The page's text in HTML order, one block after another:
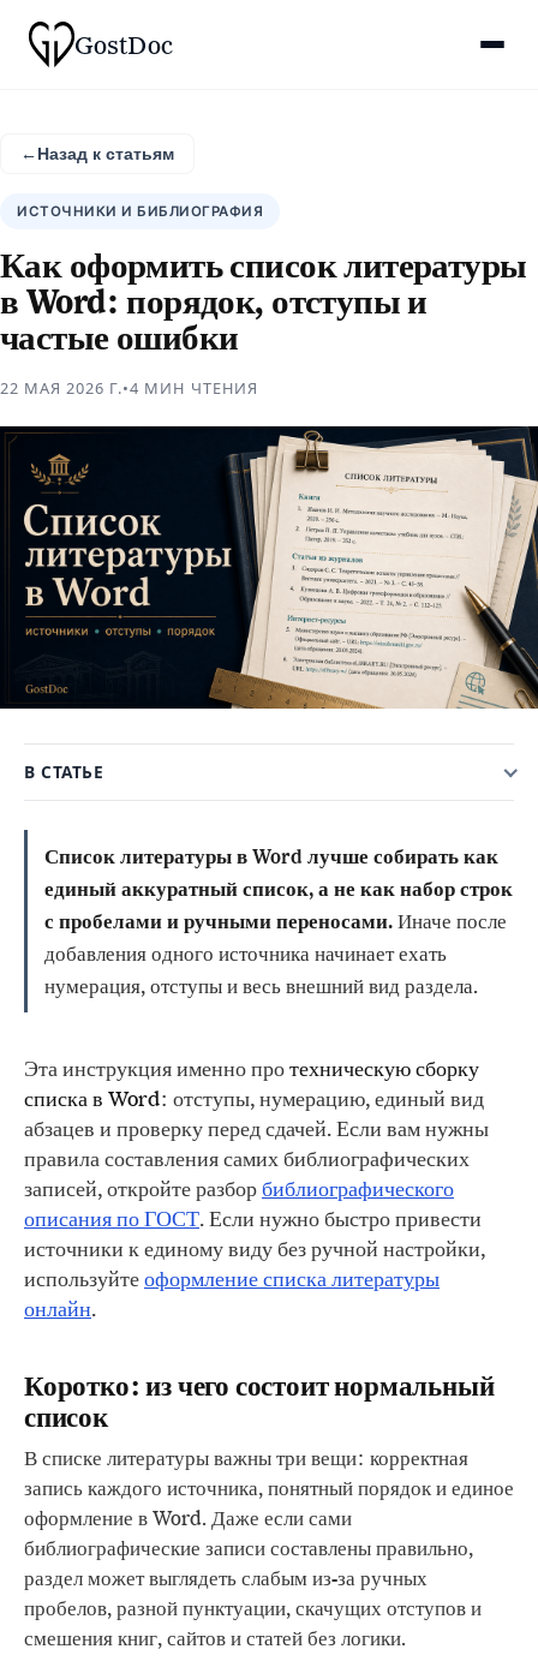
GostDoc
←Назад к статьям
ИСТОЧНИКИ И БИБЛИОГРАФИЯ
Как оформить список литературы
в Word: порядок, отступы и
частые ошибки
22 МАЯ 2026 Г.•4 МИН ЧТЕНИЯ
В СТАТЬЕ
Список литературы в Word лучше собирать как
единый аккуратный список, а не как набор строк
с пробелами и ручными переносами.Иначе после
добавления одного источника начинает ехать
нумерация, отступы и весь внешний вид раздела.
Эта инструкция именно протехническую сборку
списка в Word: отступы, нумерацию, единый вид
абзацев и проверку перед сдачей. Если вам нужны
правила составления самих библиографических
записей, откройте разборбиблиографического
описания по ГОСТ. Если нужно быстро привести
источники к единому виду без ручной настройки,
используйтеоформление списка литературы
онлайн.
Коротко: из чего состоит нормальный
список
В списке литературы важны три вещи: корректная
запись каждого источника, понятный порядок и единое
оформление в Word. Даже если сами
библиографические записи составлены правильно,
раздел может выглядеть слабым из-за ручных
пробелов, разной пунктуации, скачущих отступов и
смешения книг, сайтов и статей без логики.